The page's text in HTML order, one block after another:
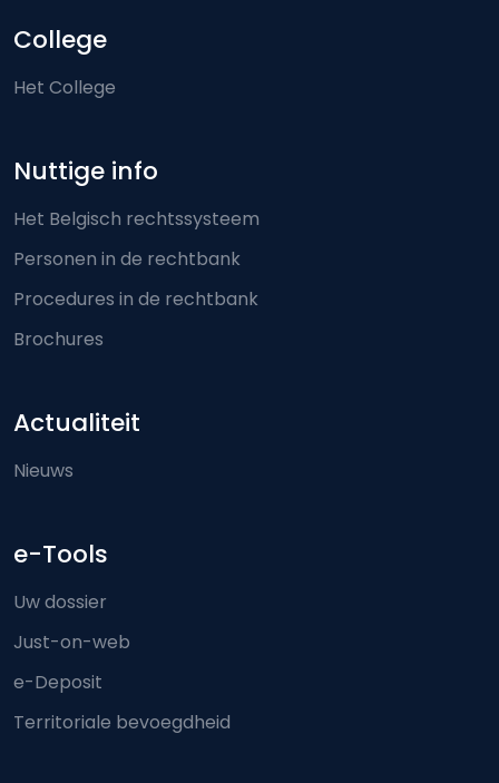
College
Het College
Nuttige info
Het Belgisch rechtssysteem
Personen in de rechtbank
Procedures in de rechtbank
Brochures
Actualiteit
Nieuws
e-Tools
Uw dossier
Just-on-web
e-Deposit
Territoriale bevoegdheid